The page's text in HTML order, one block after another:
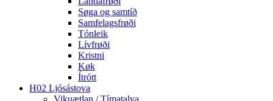
Søga og samtíð
Samfelagsfrøði
Tónleik
Lívfrøði
Kristni
Køk
Ítrótt
H02 Ljósástova
Vikuætlan / Tímatalva